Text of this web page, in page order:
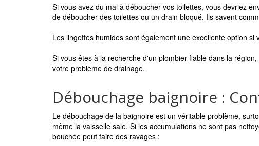
Si vous avez du mal à déboucher vos toilettes, vous devriez
de déboucher des toilettes ou un drain bloqué. Ils savent
Les lingettes humides sont également une excellente option
Si vous êtes à la recherche d'un plombier fiable dans la
votre problème de drainage.
Débouchage baignoire :
Le débouchage de la baignoire est un véritable problème,
même la vaisselle sale. Si les accumulations ne sont pas
bouchée peut faire des ravages :